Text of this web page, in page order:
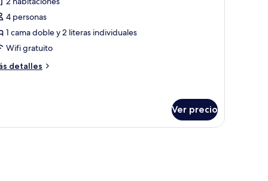
4 personas
1 cama doble y 2 literas individuales
Wifi gratuito
detalles
Ver precio